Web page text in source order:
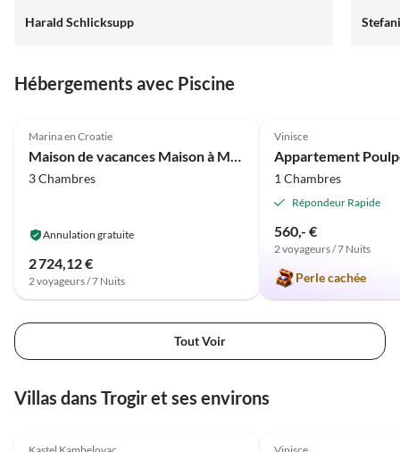
Urlauber.Wir waren wirklich sehr zufrieden und
Vrgoc für eure Gastfreundlichkeit. Liebe Grüße,
Harald Schlicksupp
Hébergements avec Piscine
Marina en Croatie
Maison de vacances Maison à Marina proche des Plages
3 Chambres
Annulation gratuite
2 724,12 €
2 voyageurs / 7 Nuits
Vinisce
Appartement
1 Chambres
Répondeur Rapide
560,- €
2 voyageurs / 7 Nuits
Perle cachée
Tout Voir
Villas dans Trogir et ses environs